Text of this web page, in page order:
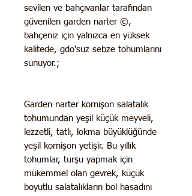
sevilen ve bahçıvanlar tarafından
güvenilen garden narter ©,
bahçeniz için yalnızca en yüksek
kalitede, gdo'suz sebze tohumlarını
sunuyor.;
Garden narter kornişon salatalık
tohumundan yeşil küçük meyveli,
lezzetli, tatlı, lokma büyüklüğünde
yeşil kornişon yetişir. Bu yıllık
tohumlar, turşu yapmak için
mükemmel olan gevrek, küçük
boyutlu salatalıkların bol hasadını